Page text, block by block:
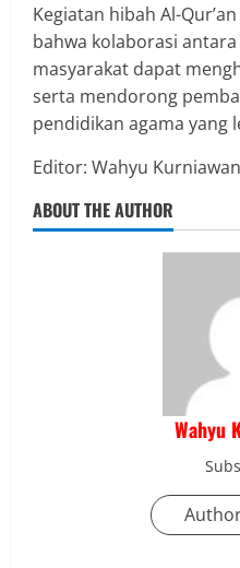
Kegiatan hibah Al-
bahwa kolaborasi
masyarakat dapat
serta mendorong
pendidikan agama yang
Editor: Wahyu Kurniawan
ABOUT THE AUTHOR
Wahyu